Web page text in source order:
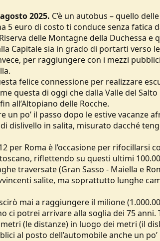
2025. C’è un autobus – quello
5 euro di costo ti conduce senza
delle Montagne della Duchessa
Capitale sia in grado di portarti verso
per raggiungere con i mezzi
felice connessione per realizzare
questa di oggi che dalla Valle del
all’Altopiano delle Rocche.
un po’ il passo dopo le estive vacanze
dislivello in salita, misurato dacché
per Roma è l’occasione per
riflettendo su questi ultimi
traversate (Gran Sasso - Maiella e
salite, ma soprattutto lunghe
mai a raggiungere il milione
ci potrei arrivare alla soglia dei 75
(le distanze) in luogo dei metri (il
al posto dell’automobile anche un